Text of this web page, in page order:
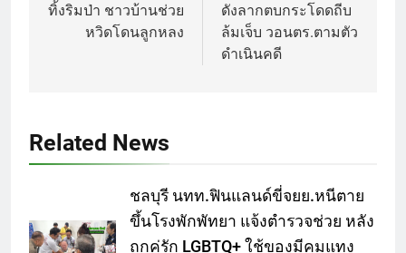
ทิ้งริมป่า ชาวบ้านช่วย
หวิดโดนลูกหลง
ดังลากตบกระโดดถีบ
ล้มเจ็บ วอนตร.ตามตัว
ดำเนินคดี
Related News
ชลบุรี นทท.ฟินแลนด์ขี่จยย.หนีตาย
ขึ้นโรงพักพัทยา แจ้งตำรวจช่วย หลัง
ถูกคู่รัก LGBTQ+ ใช้ของมีคมแทง